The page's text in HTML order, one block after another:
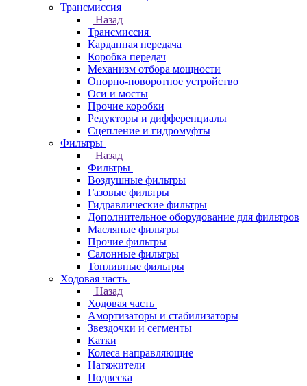
Трансмиссия
Назад
Трансмиссия
Карданная передача
Коробка передач
Механизм отбора мощности
Опорно-поворотное устройство
Оси и мосты
Прочие коробки
Редукторы и дифференциалы
Сцепление и гидромуфты
Фильтры
Назад
Фильтры
Воздушные фильтры
Газовые фильтры
Гидравлические фильтры
Дополнительное оборудование для фильтров
Масляные фильтры
Прочие фильтры
Салонные фильтры
Топливные фильтры
Ходовая часть
Назад
Ходовая часть
Амортизаторы и стабилизаторы
Звездочки и сегменты
Катки
Колеса направляющие
Натяжители
Подвеска